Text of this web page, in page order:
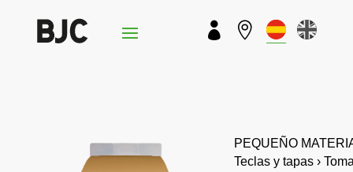
 
PEQUEÑO
Teclas y tapas ›